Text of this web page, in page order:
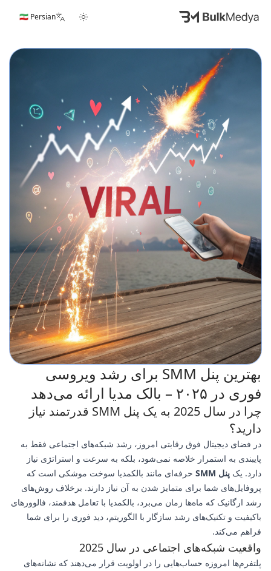
🇮🇷 Persian
بهترین پنل SMM برای رشد ویروسی
فوری در ۲۰۲۵ – بالک مدیا ارائه می‌دهد
چرا در سال 2025 به یک پنل SMM قدرتمند نیاز
دارید؟
در فضای دیجیتال فوق رقابتی امروز، رشد شبکه‌های اجتماعی فقط به
پایبندی به استمرار خلاصه نمی‌شود، بلکه به سرعت و استراتژی نیاز
دارد. یک پنل SMM
حرفه‌ای مانند بالکمدیا سوخت موشکی است که
پروفایل‌های شما برای متمایز شدن به آن نیاز دارند. برخلاف روش‌های
رشد ارگانیک که ماه‌ها زمان می‌برد، بالکمدیا با تعامل هدفمند، فالوورهای
باکیفیت و تکنیک‌های رشد سازگار با الگوریتم، دید فوری را برای شما
فراهم می‌کند.
واقعیت شبکه‌های اجتماعی در سال 2025
پلتفرم‌ها امروزه حساب‌هایی را در اولویت قرار می‌دهند که نشانه‌های